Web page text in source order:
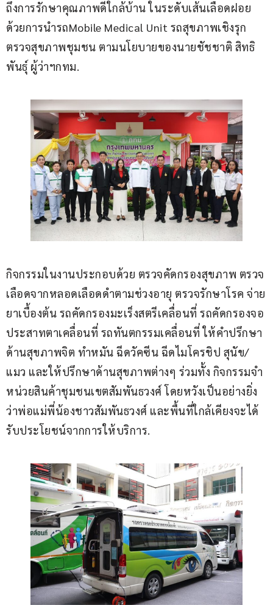
ถึงการรักษาคุณภาพดีใกล้บ้าน ในระดับเส้นเลือดฝอย
ด้วยการนำรถMobile Medical Unit รถสุขภาพเชิงรุก
ตรวจสุขภาพชุมชน ตามนโยบายของนายชัชชาติ สิทธิ
พันธุ์ ผู้ว่าฯกทม.
กิจกรรมในงานประกอบด้วย ตรวจคัดกรองสุขภาพ ตรวจ
เลือดจากหลอดเลือดดำตามช่วงอายุ ตรวจรักษาโรค จ่าย
ยาเบื้องต้น รถคัดกรองมะเร็งสตรีเคลื่อนที่ รถคัดกรองจอ
ประสาทตาเคลื่อนที่ รถทันตกรรมเคลื่อนที่ ให้คำปรึกษา
ด้านสุขภาพจิต ทำหมัน ฉีดวัคซีน ฉีดไมโครชิป สุนัข/
แมว และให้ปรึกษาด้านสุขภาพต่างๆ ร่วมทั้ง กิจกรรมจำ
หน่วยสินค้าชุมชนเขตสัมพันธวงศ์ โดยหวังเป็นอย่างยิ่ง
ว่าพ่อแม่พี่น้องชาวสัมพันธวงศ์ และพื้นที่ใกล้เคียงจะได้
รับประโยชน์จากการให้บริการ.